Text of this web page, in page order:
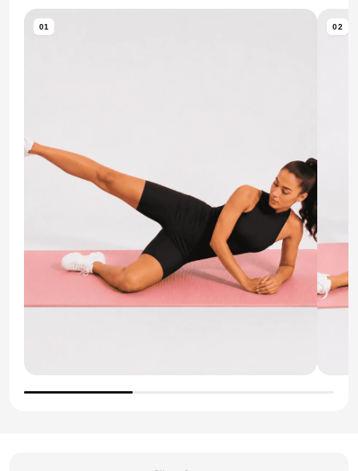
01 02